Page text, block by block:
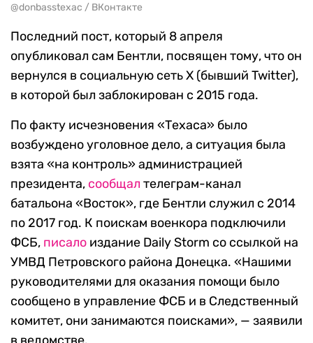
@donbasstexac / ВКонтакте
Последний пост, который 8 апреля
опубликовал сам Бентли, посвящен тому, что он
вернулся в социальную сеть X (бывший Twitter),
в которой был заблокирован с 2015 года.
По факту исчезновения «Техаса» было
возбуждено уголовное дело, а ситуация была
взята «на контроль» администрацией
президента, сообщал телеграм-канал
батальона «Восток», где Бентли служил с 2014
по 2017 год. К поискам военкора подключили
ФСБ, писало издание Daily Storm со ссылкой на
УМВД Петровского района Донецка. «Нашими
руководителями для оказания помощи было
сообщено в управление ФСБ и в Следственный
комитет, они занимаются поисками», — заявили